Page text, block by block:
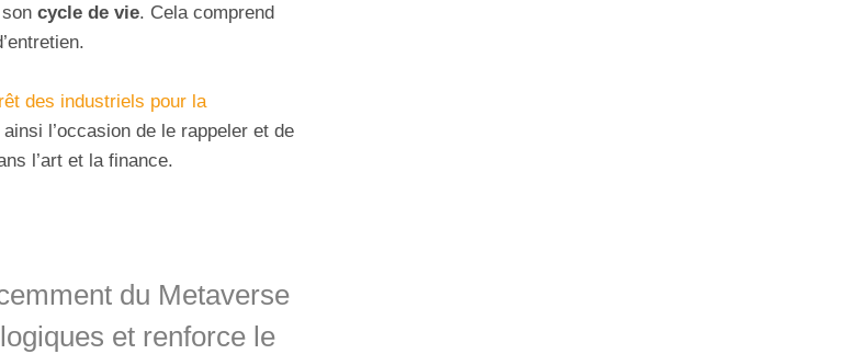
cycle de vie. Cela comprend
des industriels pour la
l’occasion de le rappeler et de
l’art et la finance.
du Metaverse
et renforce le